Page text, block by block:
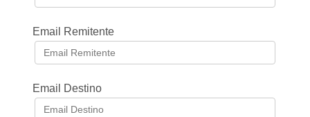
Email Remitente
Email Destino